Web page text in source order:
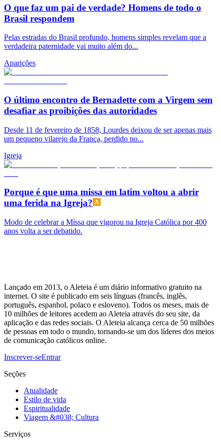
O que faz um pai de verdade? Homens de todo o
Brasil respondem
Pelas estradas do Brasil profundo, homens simples revelam que a
verdadeira paternidade vai muito além do...
Aparições
O último encontro de Bernadette com a Virgem sem
desafiar as proibições das autoridades
Desde 11 de fevereiro de 1858, Lourdes deixou de ser apenas mais
um pequeno vilarejo da França, perdido no...
Igreja
Porque é que uma missa em latim voltou a abrir
uma ferida na Igreja?
Modo de celebrar a Missa que vigorou na Igreja Católica por 400
anos volta a ser debatido.
Lançado em 2013, o Aleteia é um diário informativo gratuito na
internet. O site é publicado em seis línguas (francês, inglês,
português, espanhol, polaco e esloveno). Todos os meses, mais de
10 milhões de leitores acedem ao Aleteia através do seu site, da
aplicação e das redes sociais. O Aleteia alcança cerca de 50 milhões
de pessoas em todo o mundo, tornando-se um dos líderes dos meios
de comunicação católicos online.
Inscrever-seEntrar
Seções
Atualidade
Estilo de vida
Espiritualidade
Viagem &#038; Cultura
Serviços